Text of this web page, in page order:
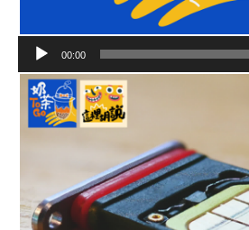
播
器
00:00